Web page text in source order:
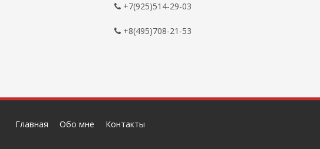
+7(925)514-29-03
+8(495)708-21-53
Главная Обо мне Контакты